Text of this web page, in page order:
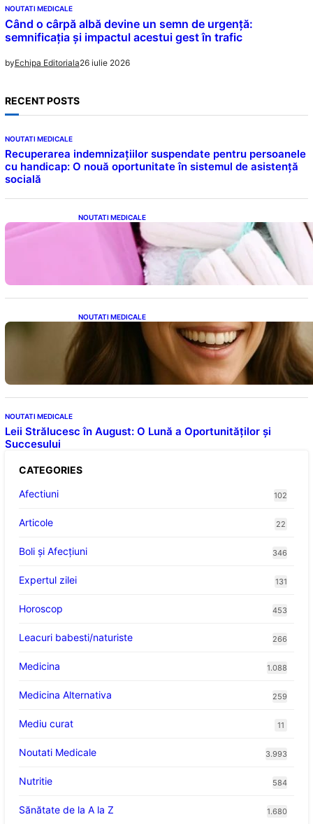
NOUTATI MEDICALE
Când o cârpă albă devine un semn de urgență:
semnificația și impactul acestui gest în trafic
byEchipa Editoriala26 iulie 2026
RECENT POSTS
NOUTATI MEDICALE
Recuperarea indemnizațiilor suspendate pentru persoanele
cu handicap: O nouă oportunitate în sistemul de asistență
socială
NOUTATI MEDICALE
Tampoanele menstruale: O analiză profundă
a riscurilor legate de metale toxice
NOUTATI MEDICALE
Ceaiul – Băutura care protejează inima:
Descoperiri recente despre beneficiile
consumului zilnic
NOUTATI MEDICALE
Leii Strălucesc în August: O Lună a Oportunităților și
Succesului
CATEGORIES
Afectiuni
102
Articole 22
Boli și Afecțiuni 346
Expertul zilei 131
Horoscop 453
Leacuri babesti/naturiste 266
Medicina 1.088
Medicina Alternativa 259
Mediu curat 11
Noutati Medicale 3.993
Nutritie 584
Sănătate de la A la Z 1.680